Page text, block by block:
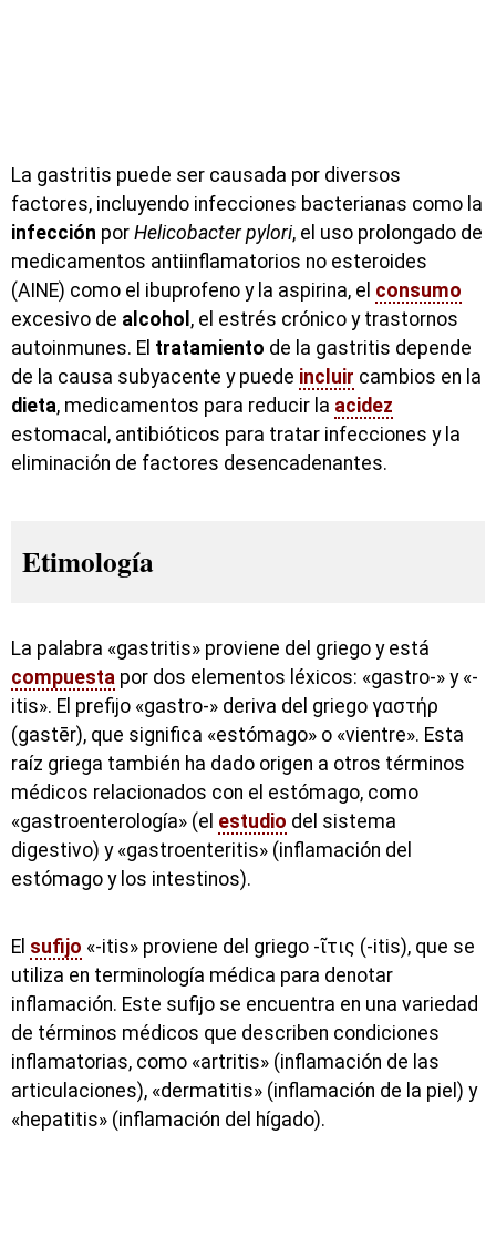
La gastritis puede ser causada por diversos
factores, incluyendo infecciones bacterianas como la
infección por Helicobacter pylori, el uso prolongado de
medicamentos antiinflamatorios no esteroides
(AINE) como el ibuprofeno y la aspirina, el consumo
excesivo de alcohol , el estrés crónico y trastornos
autoinmunes. El tratamiento de la gastritis depende
de la causa subyacente y puede incluir cambios en la
dieta, medicamentos para reducir la acidez
estomacal, antibióticos para tratar infecciones y la
eliminación de factores desencadenantes.
Etimología
La palabra «gastritis» proviene del griego y está
compuesta por dos elementos léxicos: «gastro-» y «-
itis». El prefijo «gastro-» deriva del griego γαστήρ
(gastēr), que significa «estómago» o «vientre». Esta
raíz griega también ha dado origen a otros términos
médicos relacionados con el estómago, como
«gastroenterología» (el estudio del sistema
digestivo) y «gastroenteritis» (inflamación del
estómago y los intestinos).
El sufijo «-itis» proviene del griego -ῖτις (-itis), que se
utiliza en terminología médica para denotar
inflamación. Este sufijo se encuentra en una variedad
de términos médicos que describen condiciones
inflamatorias, como «artritis» (inflamación de las
articulaciones), «dermatitis» (inflamación de la piel) y
«hepatitis» (inflamación del hígado).